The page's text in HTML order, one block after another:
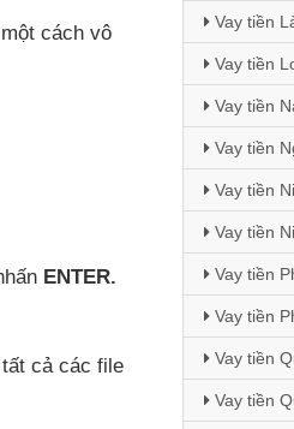
cách vô
ENTER.
tất cả các file
Vay tiền
Vay tiền
Vay tiền
Vay tiền
Vay tiền
Vay tiền
Vay tiền
Vay tiền
Vay tiền
Vay tiền